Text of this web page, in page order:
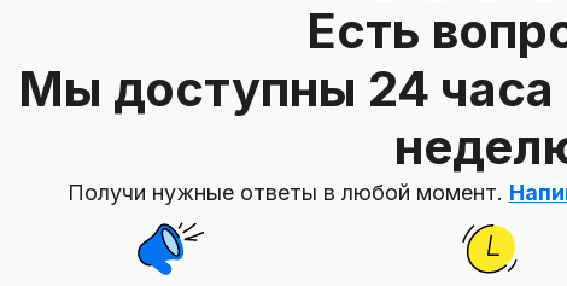
Есть
Мы доступны 24 часа
Получи нужные ответы в любой момент.